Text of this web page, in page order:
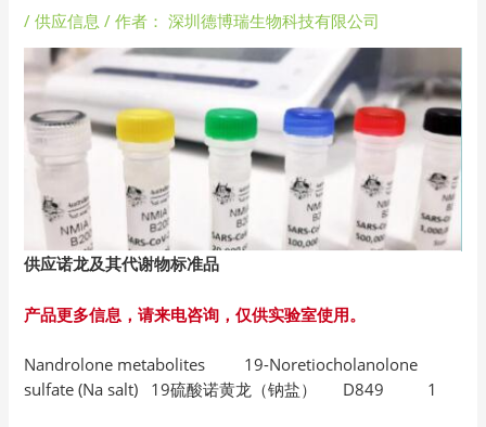
/供应信息 / 作者： 深圳德博瑞生物科技有限公司
供应诺龙及其代谢物标准品
产品更多信息，请来电咨询，仅供实验室使用。
Nandrolone metabolites 19-Noretiocholanolone
sulfate (Na salt) 19硫酸诺黄龙（钠盐） D849 1